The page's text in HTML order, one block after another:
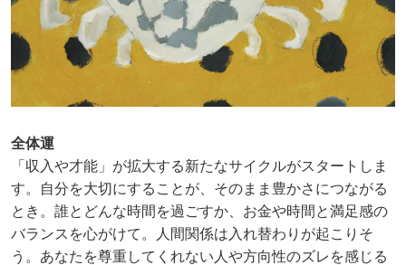
全体運
「収入や才能」が拡大する新たなサイクルがスタートしま
す。自分を大切にすることが、そのまま豊かさにつながる
とき。誰とどんな時間を過ごすか、お金や時間と満足感の
バランスを心がけて。人間関係は入れ替わりが起こりそ
う。あなたを尊重してくれない人や方向性のズレを感じる